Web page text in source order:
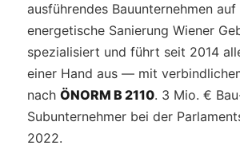
ausführendes Bauunternehmen auf
energetische Sanierung Wiener
spezialisiert und führt seit 2014
einer Hand aus — mit
nach ÖNORM B 2110. 3 Mio. €
Subunternehmer bei der
2022.